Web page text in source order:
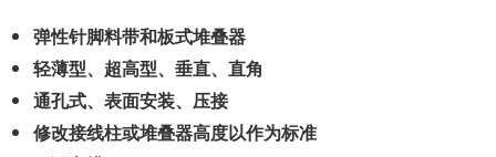
弹性针脚料带和板式堆叠器
轻薄型、超高型、垂直、直角
通孔式、表面安装、压接
修改接线柱或堆叠器高度以作为标准